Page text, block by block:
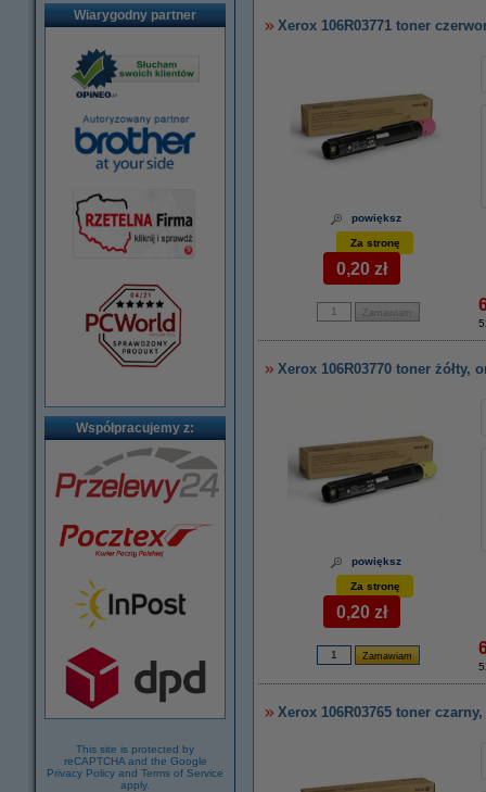
Wiarygodny partner
Współpracujemy z:
This site is protected by
reCAPTCHA and the Google
Privacy Policy and Terms of Service
apply.
Xerox 106R03771 toner
powiększ
Za stronę
0,20 zł
Xerox 106R03770 toner żółty,
powiększ
Za stronę
0,20 zł
Xerox 106R03765 toner